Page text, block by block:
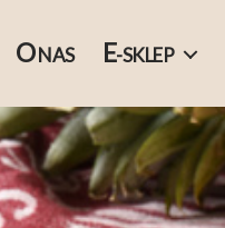
ONAS E-SKLEP